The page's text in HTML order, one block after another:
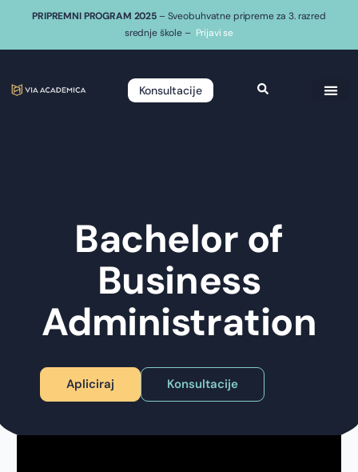
PRIPREMNI PROGRAM 2025 – Sveobuhvatne pripreme za 3. razred
srednje škole – Prijavi se
Konsultacije
Bachelor of
Business
Administration
Apliciraj Konsultacije